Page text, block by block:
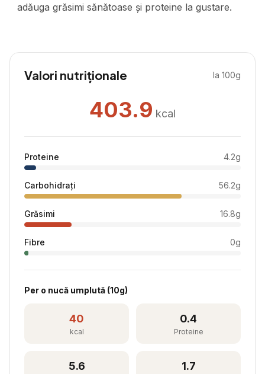
adăuga grăsimi sănătoase și proteine la gustare.
Valori nutriționale la 100g
403.9 kcal
Proteine 4.2g
Carbohidrați 56.2g
Grăsimi 16.8g
Fibre 0g
Per o nucă umplută (10g)
40
kcal
0.4
Proteine
5.6 1.7